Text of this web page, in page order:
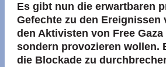
Es gibt nun die erwartbaren
Gefechte zu den Ereignissen
den Aktivisten von Free
sondern provozieren wollen.
die Blockade zu